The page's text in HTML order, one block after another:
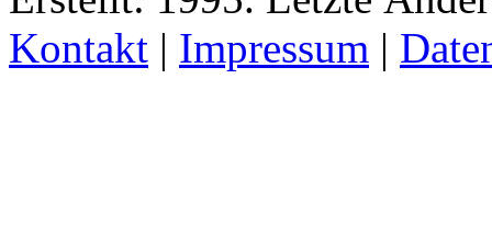
Kontakt | Impressum |